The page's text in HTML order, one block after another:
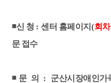
◾신 청 :센터 홈페이지 (회
문 접수
◾ 문 의 : 군산시장애인가